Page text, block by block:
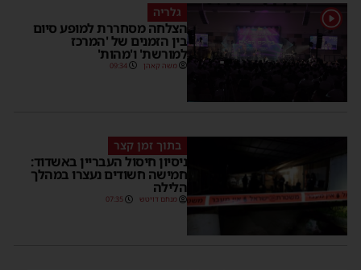
1 גלריה
הצלחה מסחררת למופע סיום
בין הזמנים של 'המרכז
למורשת' ו'מהות'
משה קאהן 09:34
בתוך זמן קצר
ניסיון חיסול העבריין באשדוד:
חמישה חשודים נעצרו במהלך
הלילה
מנחם דויטש 07:35